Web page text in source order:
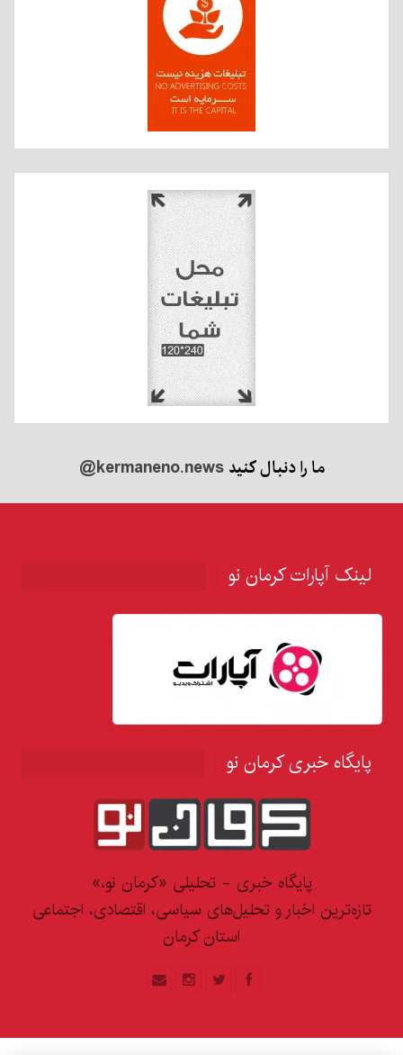
ما را دنبال کنید@kermaneno.news
لینک آپارات کرمان نو
پایگاه خبری کرمان نو
پایگاه خبری - تحلیلی «کرمان نو،»
تازه‌ترین اخبار و تحلیل‌های سیاسی، اقتصادی، اجتماعی
استان کرمان